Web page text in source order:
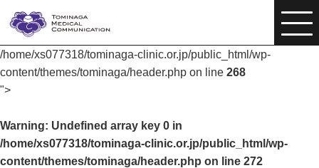
/home/xs077318/tominaga-clinic.or.jp/public_html/wp-
content/themes/tominaga/header.php on line 268
">
Warning: Undefined array key 0 in
/home/xs077318/tominaga-clinic.or.jp/public_html/wp-
content/themes/tominaga/header.php on line 272